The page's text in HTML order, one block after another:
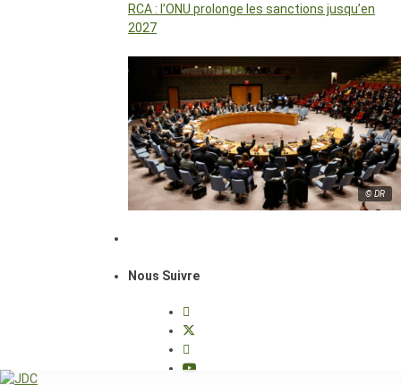
RCA : l’ONU prolonge les sanctions jusqu’en
2027
© DR
Nous Suivre